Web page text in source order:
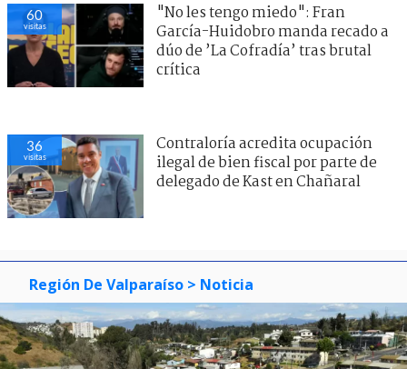
60
visitas
"No les tengo miedo": Fran
García-Huidobro manda recado a
dúo de ’La Cofradía’ tras brutal
crítica
36
visitas
Contraloría acredita ocupación
ilegal de bien fiscal por parte de
delegado de Kast en Chañaral
Región De Valparaíso > Noticia